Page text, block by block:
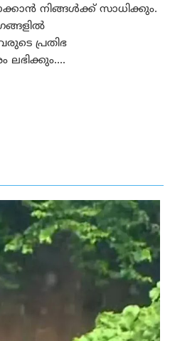
നിങ്ങള്‍ക്ക് സാധിക്കും.
പ്രതിഭ
ലഭിക്കും....